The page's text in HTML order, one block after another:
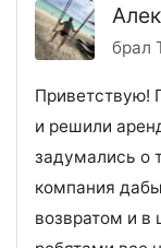
брал
Приветствую!
и решили
задумались о
компания
возвратом и